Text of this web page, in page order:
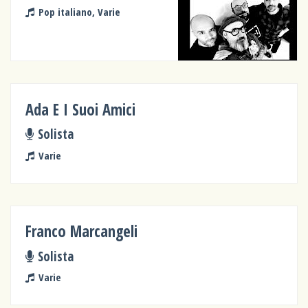
Pop italiano, Varie
Ada E I Suoi Amici
Solista
Varie
Franco Marcangeli
Solista
Varie